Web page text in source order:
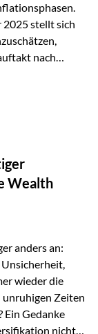
2025 stellt sich
nach
dem
alle
ein
Wealth
anders an:
wieder die
unruhigen Zeiten
Ein Gedanke
nicht